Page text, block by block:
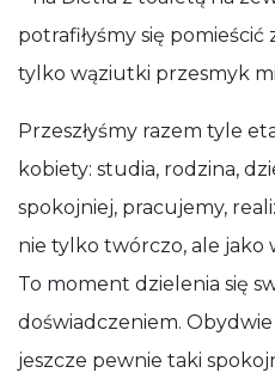
potrafiłyśmy się pomieścić
tylko wąziutki przesmyk
Przeszłyśmy razem tyle
kobiety: studia, rodzina,
spokojniej, pracujemy,
nie tylko twórczo, ale jako
To moment dzielenia się
doświadczeniem.
jeszcze pewnie taki